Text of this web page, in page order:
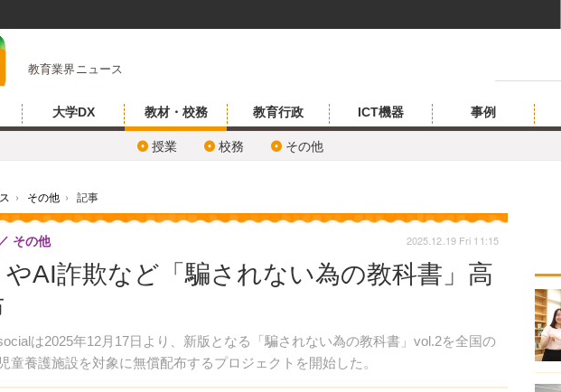
教育業界ニュース
大学DX 教材・校務
授業 校務 その他
教育行政 ICT機器 事例
› その他 › 記事
やAI詐欺など「騙されない為の教科書」高
は2025年12月17日より、新版となる「騙されない為の教科書」vol.2を全国の
童養護施設を対象に無償配布するプロジェクトを開始した。
その他 2025.12.19 Fri 11:15